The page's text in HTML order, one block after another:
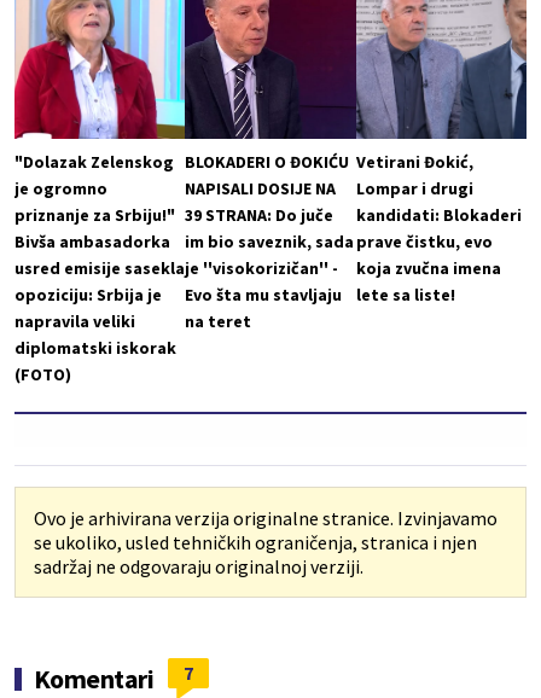
"Dolazak Zelenskog
je ogromno
priznanje za Srbiju!"
Bivša ambasadorka
usred emisije sasekla
opoziciju: Srbija je
napravila veliki
diplomatski iskorak
(FOTO)
BLOKADERI O ĐOKIĆU
NAPISALI DOSIJE NA
39 STRANA: Do juče
im bio saveznik, sada
je ''visokorizičan'' -
Evo šta mu stavljaju
na teret
Vetirani Đokić,
Lompar i drugi
kandidati: Blokaderi
prave čistku, evo
koja zvučna imena
lete sa liste!
Ovo je arhivirana verzija originalne stranice. Izvinjavamo
se ukoliko, usled tehničkih ograničenja, stranica i njen
sadržaj ne odgovaraju originalnoj verziji.
Komentari 7